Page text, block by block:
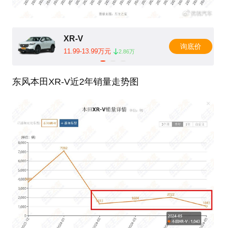
XR-V
11.99-13.99万元 2.86万
询底价
东风本田XR-V近2年销量走势图